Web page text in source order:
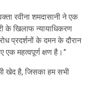
रवीना शमदासानी ने एक
के खिलाफ न्यायाधिकरण
प्रदर्शनों के दमन के दौरान
एक महत्वपूर्ण क्षण है।”
खेद है, जिसका हम सभी